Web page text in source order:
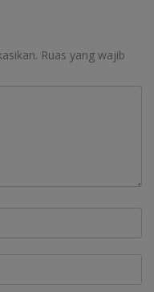
Ruas yang wajib